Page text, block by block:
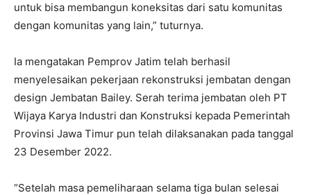
untuk bisa membangun koneksitas dari satu komunitas
dengan komunitas yang lain,” tuturnya.
Ia mengatakan Pemprov Jatim telah berhasil
menyelesaikan pekerjaan rekonstruksi jembatan dengan
design Jembatan Bailey. Serah terima jembatan oleh PT
Wijaya Karya Industri dan Konstruksi kepada Pemerintah
Provinsi Jawa Timur pun telah dilaksanakan pada tanggal
23 Desember 2022.
“Setelah masa pemeliharaan selama tiga bulan selesai